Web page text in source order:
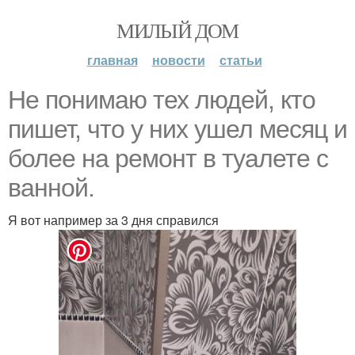
МИЛЫЙ ДОМ
главная новости статьи
Не понимаю тех людей, кто
пишет, что у них ушел месяц и
более на ремонт в туалете с
ванной.
Я вот например за 3 дня справился